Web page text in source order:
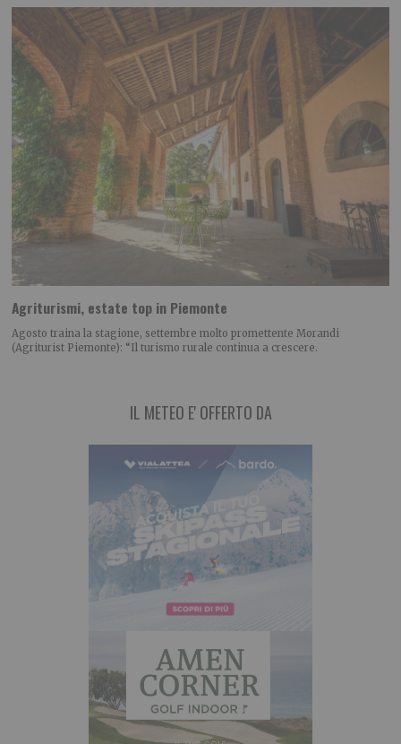
Agriturismi, estate top in Piemonte
Agosto traina la stagione, settembre molto promettente Morandi
(Agriturist Piemonte): “Il turismo rurale continua a crescere.
IL METEO E' OFFERTO DA